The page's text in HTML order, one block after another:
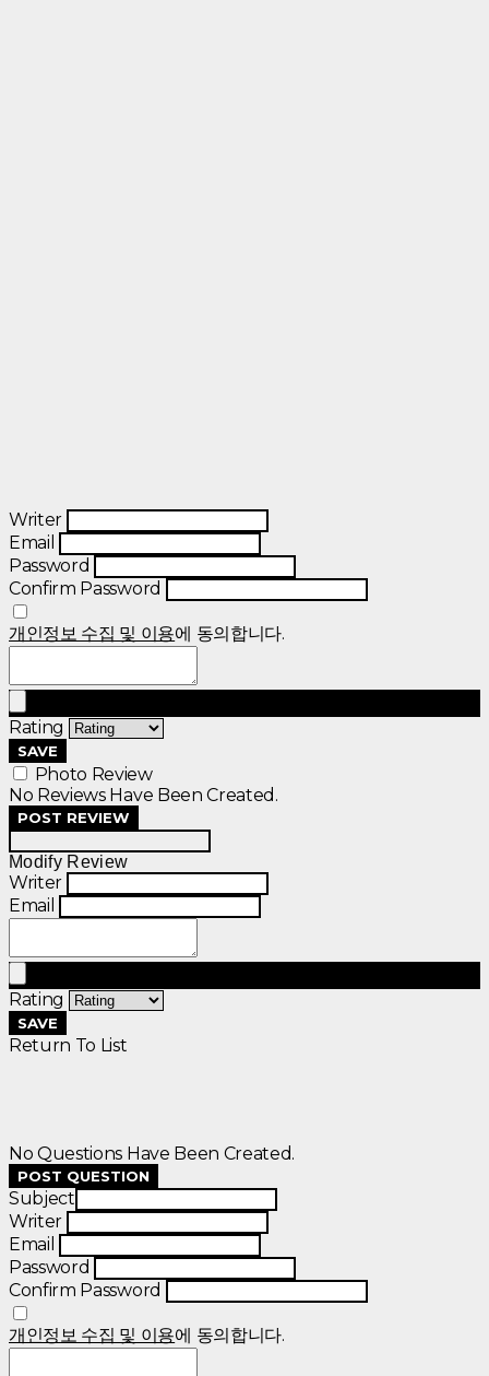
Writer
Email
Password
Confirm Password
개인정보 수집 및 이용에 동의합니다.
Rating
SAVE
Photo Review
No Reviews Have Been Created.
POST REVIEW
Modify Review
Writer
Email
Rating
SAVE
Return To List
No Questions Have Been Created.
POST QUESTION
Subject
Writer
Email
Password
Confirm Password
개인정보 수집 및 이용에 동의합니다.